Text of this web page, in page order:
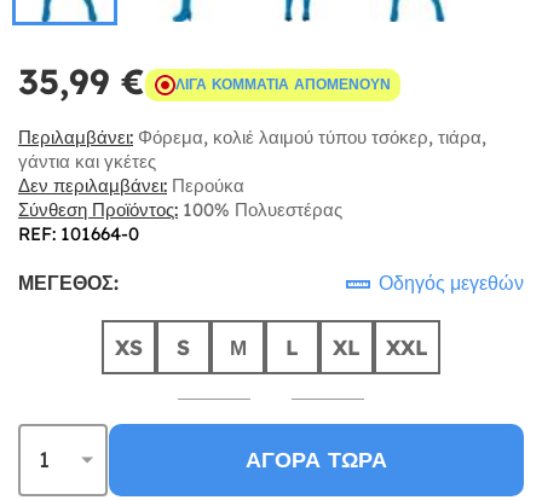
35,99 € ΛΊΓΑ ΚΟΜΜΆΤΙΑ ΑΠΟΜΈΝΟΥΝ
Περιλαμβάνει: Φόρεμα, κολιέ λαιμού τύπου τσόκερ, τιάρα,
γάντια και γκέτες
Δεν περιλαμβάνει: Περούκα
Σύνθεση Προϊόντος: 100% Πολυεστέρας
REF: 101664-0
ΜΈΓΕΘΟΣ: Οδηγός μεγεθών
XS S Μ L XL XXL
ΑΓΟΡΆ ΤΏΡΑ